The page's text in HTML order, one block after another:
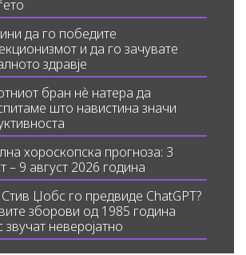
да го победите
и да го зачувате
здравје
бран нè натера да
што навистина значи
хороскопска прогноза: 3
– 9 август 2026 година
Џобс го предвиде ChatGPT?
зборови од 1985 година
звучат неверојатно